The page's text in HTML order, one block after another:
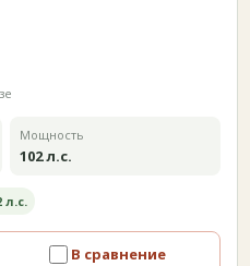
Мощность
102 л.с.
л.с.
В сравнение